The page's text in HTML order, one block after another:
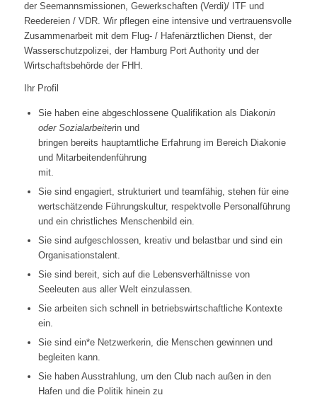
der Seemannsmissionen, Gewerkschaften (Verdi)/ ITF und
Reedereien / VDR. Wir pflegen eine intensive und vertrauensvolle
Zusammenarbeit mit dem Flug- / Hafenärztlichen Dienst, der
Wasserschutzpolizei, der Hamburg Port Authority und der
Wirtschaftsbehörde der FHH.
Ihr Profil
Sie haben eine abgeschlossene Qualifikation als Diakonin
oder Sozialarbeiterin und
bringen bereits hauptamtliche Erfahrung im Bereich Diakonie
und Mitarbeitendenführung
mit.
Sie sind engagiert, strukturiert und teamfähig, stehen für eine
wertschätzende Führungskultur, respektvolle Personalführung
und ein christliches Menschenbild ein.
Sie sind aufgeschlossen, kreativ und belastbar und sind ein
Organisationstalent.
Sie sind bereit, sich auf die Lebensverhältnisse von
Seeleuten aus aller Welt einzulassen.
Sie arbeiten sich schnell in betriebswirtschaftliche Kontexte
ein.
Sie sind ein*e Netzwerkerin, die Menschen gewinnen und
begleiten kann.
Sie haben Ausstrahlung, um den Club nach außen in den
Hafen und die Politik hinein zu